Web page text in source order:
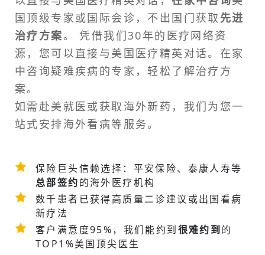
国顶级专家或国际会诊 ，不出国门获取 先进
治疗方案。 凭借我们30年的医疗网络资
源，您可以直接与美国医疗精英对话。在家
中咨询疑难疾病的专家，轻松了解治疗方
案。
如需 赴美就医或获取海外新药，我们为您一
站式安排海外看病等服务。
保险巨头信赖选择：平安保险、泰康人寿等
总部签约的海外医疗机构
数千患者已获得高质量二诊建议或出国看病
新疗法
客户满意度95%，我们能约到很难约到 的
TOP1%美国顶尖医生